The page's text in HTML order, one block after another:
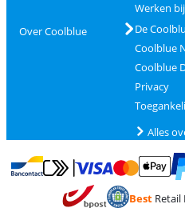
Over Coolblue
Werken
De
Coolblue
Coolblue
Privacy
Alles
Betalen met Bancontact
Betalen met MasterCard en
BestRetail